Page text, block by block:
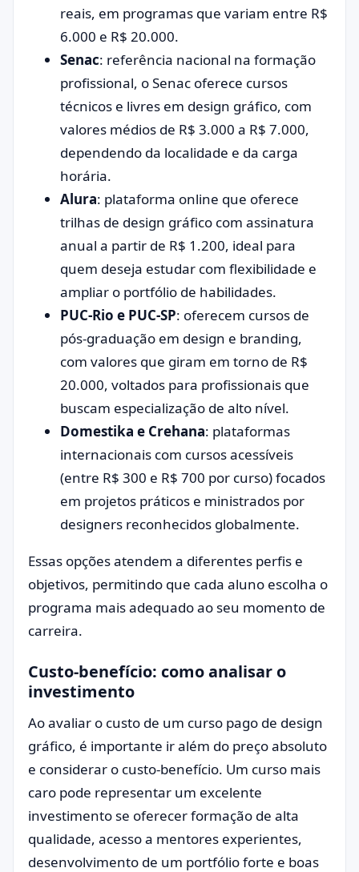
reais, em programas que variam entre R$
6.000 e R$ 20.000.
Senac: referência nacional na formação
profissional, o Senac oferece cursos
técnicos e livres em design gráfico, com
valores médios de R$ 3.000 a R$ 7.000,
dependendo da localidade e da carga
horária.
Alura: plataforma online que oferece
trilhas de design gráfico com assinatura
anual a partir de R$ 1.200, ideal para
quem deseja estudar com flexibilidade e
ampliar o portfólio de habilidades.
PUC-Rio e PUC-SP: oferecem cursos de
pós-graduação em design e branding,
com valores que giram em torno de R$
20.000, voltados para profissionais que
buscam especialização de alto nível.
Domestika e Crehana: plataformas
internacionais com cursos acessíveis
(entre R$ 300 e R$ 700 por curso) focados
em projetos práticos e ministrados por
designers reconhecidos globalmente.
Essas opções atendem a diferentes perfis e
objetivos, permitindo que cada aluno escolha o
programa mais adequado ao seu momento de
carreira.
Custo-benefício: como analisar o
investimento
Ao avaliar o custo de um curso pago de design
gráfico, é importante ir além do preço absoluto
e considerar o custo-benefício. Um curso mais
caro pode representar um excelente
investimento se oferecer formação de alta
qualidade, acesso a mentores experientes,
desenvolvimento de um portfólio forte e boas